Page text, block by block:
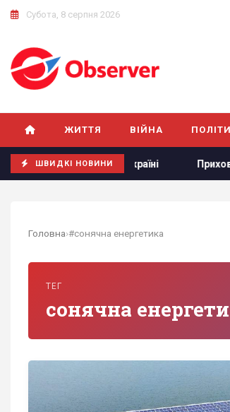
Субота, 8 серпня 2026
ЖИТТЯ ВІЙНА
ШВИДКІ НОВИНИ
ударів по Україні Прихована
Головна›#сонячна енергетика
ТЕГ
сонячна